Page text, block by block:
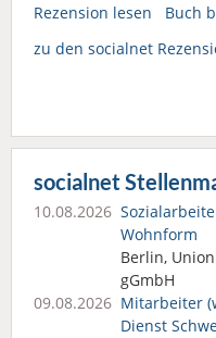
Rezension lesen
Buch
zu den socialnet
socialnet
10.08.2026
Wohnform
Berlin,
gGmbH
09.08.2026 Mitarbeiter
Dienst